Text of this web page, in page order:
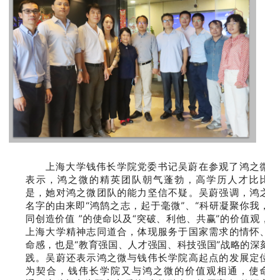
上海大学钱伟长学院党委书记吴蔚在参观了鸿之
表示，鸿之微的精英团队朝气蓬勃，高学历人才比
是，她对鸿之微团队的能力坚信不疑。吴蔚强调，鸿
名字的由来即“鸿鹄之志，起于毫微”、“科研凝聚你我
同创造价值 ”的使命以及“突破、利他、共赢”的价值观
上海大学精神志同道合，体现服务于国家需求的情怀
命感，也是“教育强国、人才强国、科技强国”战略的深
践。吴蔚还表示鸿之微与钱伟长学院高起点的发展定
为契合，钱伟长学院又与鸿之微的价值观相通，使